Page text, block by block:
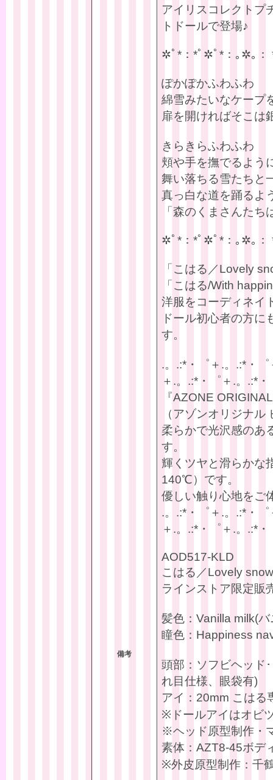
備考
アイリスコレクトプ
トドールで登場♪
✲ﾟ*：*ﾟ✲ﾟ*：｡✲｡
ぽかぽかふわふわ
綿雪みたいなケープ
扉を開ければそこは
きらきらふわふわ
頬や手を撫でるよう
舞い落ちる雪たちと
真っ白な道を踊るよ
「森のくまさんた
✲ﾟ*：*ﾟ✲ﾟ*：｡✲｡
「こはる／Lovely
「こはる/With
洋服をコーディネイ
ドール初心者の方
す。
.。.:*・゜＋.。.:*・
＋.。.:*・゜＋.。.:*
『AZONE
（アゾンオリジナ
柔らかで光沢感のあ
す。
輝くツヤと滑らかな
140℃）です。
優しい触り心地をご
.。.:*・゜＋.。.:*・
＋.。.:*・゜＋.。.:*
AOD517-KLD
こはる／Lovely
ラインストア限定販
髪色：Vanilla milk(
瞳色：Happiness
頭部：ソフビヘッド
れ目仕様、眼袋有)
アイ：20mm こはる
※ドールアイはオビ
※ヘッド原型制作・
素体：AZT8-45ボデ
※外皮原型制作：千